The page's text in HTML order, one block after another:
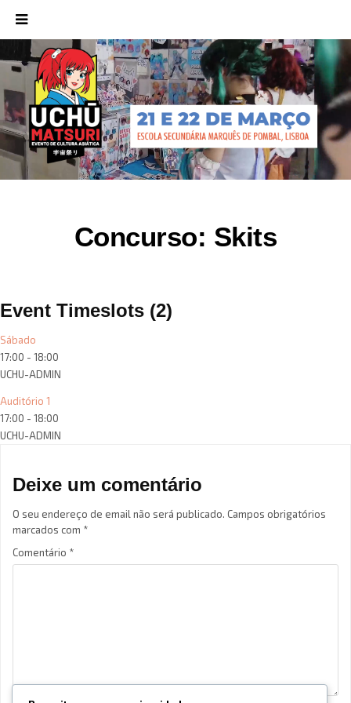
Concurso: Skits
Event Timeslots (2)
Sábado
17:00 - 18:00
UCHU-ADMIN
Auditório 1
17:00 - 18:00
UCHU-ADMIN
Deixe um comentário
O seu endereço de email não será publicado. Campos obrigatórios
marcados com *
Comentário *